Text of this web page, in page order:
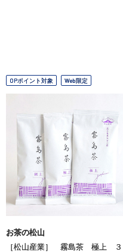
OPポイント対象 Web限定
お茶の松山
［松山産業］ 霧島茶 極上 ３